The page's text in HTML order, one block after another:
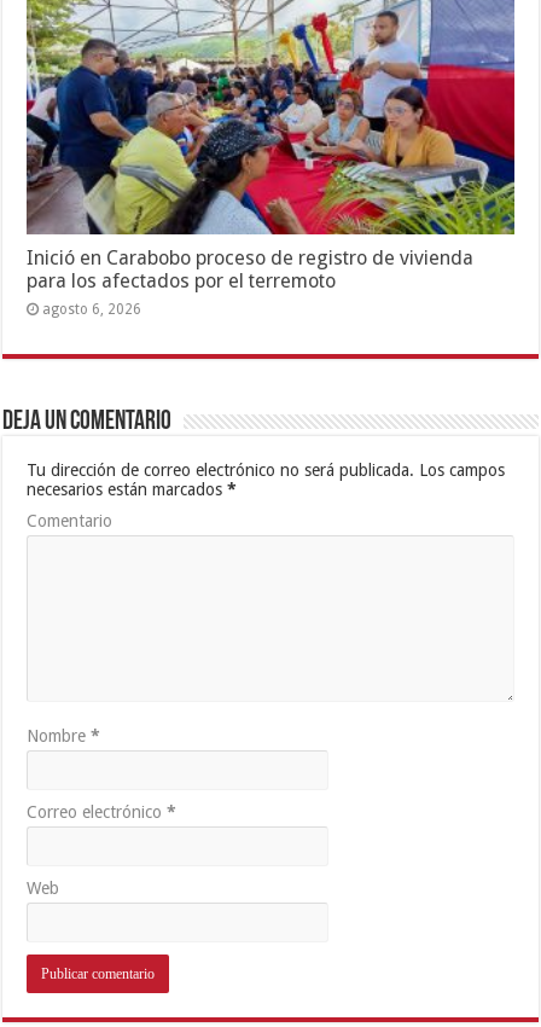
Inició en Carabobo proceso de registro de vivienda
para los afectados por el terremoto
agosto 6, 2026
Deja un comentario
Tu dirección de correo electrónico no será publicada. Los campos
necesarios están marcados*
Comentario
Nombre*
Correo electrónico*
Web